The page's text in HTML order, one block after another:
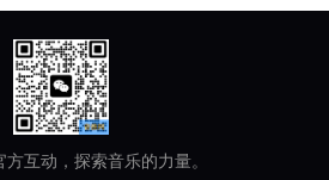
互动，探索音乐的力量。